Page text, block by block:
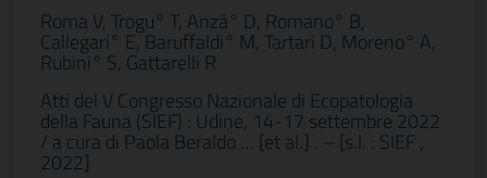
Roma V, Trogu° T, Anzà° D, Romano° B,
Callegari° E, Baruffaldi° M, Tartari D, Moreno° A,
Rubini° S, Gattarelli R
Atti del V Congresso Nazionale di Ecopatologia
della Fauna (SIEF) : Udine, 14-17 settembre 2022
/ a cura di Paola Beraldo … [et al.] . – [s.l. : SIEF ,
2022]